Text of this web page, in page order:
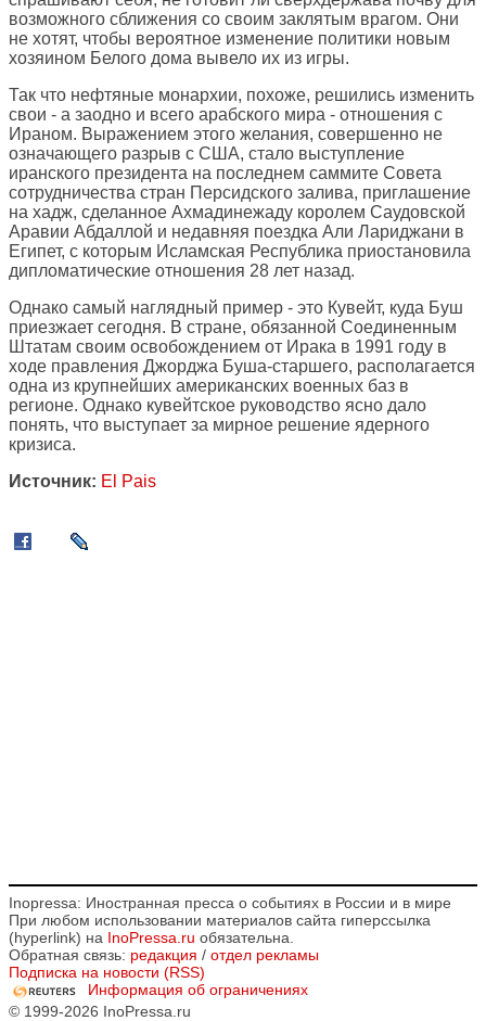
возможного сближения со своим заклятым врагом. Они
не хотят, чтобы вероятное изменение политики новым
хозяином Белого дома вывело их из игры.
Так что нефтяные монархии, похоже, решились изменить
свои - а заодно и всего арабского мира - отношения с
Ираном. Выражением этого желания, совершенно не
означающего разрыв с США, стало выступление
иранского президента на последнем саммите Совета
сотрудничества стран Персидского залива, приглашение
на хадж, сделанное Ахмадинежаду королем Саудовской
Аравии Абдаллой и недавняя поездка Али Лариджани в
Египет, с которым Исламская Республика приостановила
дипломатические отношения 28 лет назад.
Однако самый наглядный пример - это Кувейт, куда Буш
приезжает сегодня. В стране, обязанной Соединенным
Штатам своим освобождением от Ирака в 1991 году в
ходе правления Джорджа Буша-старшего, располагается
одна из крупнейших американских военных баз в
регионе. Однако кувейтское руководство ясно дало
понять, что выступает за мирное решение ядерного
кризиса.
Источник: El Pais
Inopressa: Иностранная пресса о событиях в России и в мире
При любом использовании материалов сайта гиперссылка
(hyperlink) на InoPressa.ru обязательна.
Обратная связь: редакция / отдел рекламы
Подписка на новости (RSS)
Информация об ограничениях
© 1999-2026 InoPressa.ru